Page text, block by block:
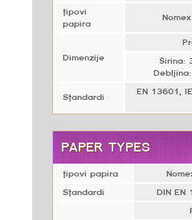
tipovi
papira
Dimenzije
Širina:
Standardi
EN 13601,
PAPER TYPES
tipovi papira
Standardi
DIN EN